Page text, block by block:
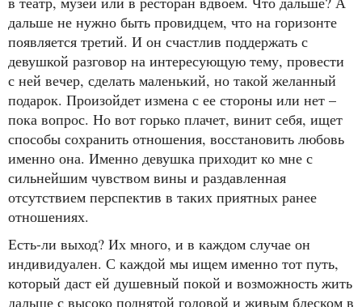
дальше не нужно быть провидцем, что на горизонте
появляется третий. И он счастлив поддержать с
девушкой разговор на интересующую тему, провести
с ней вечер, сделать маленький, но такой желанный
подарок. Произойдет измена с ее стороны или нет –
пока вопрос. Но вот горько плачет, винит себя, ищет
способы сохранить отношения, восстановить любовь
именно она. Именно девушка приходит ко мне с
сильнейшим чувством вины и раздавленная
отсутствием перспектив в таких приятных ранее
отношениях.
Есть-ли выход? Их много, и в каждом случае он
индивидуален. С каждой мы ищем именно тот путь,
который даст ей душевный покой и возможность жить
дальше с высоко поднятой головой и живым блеском в